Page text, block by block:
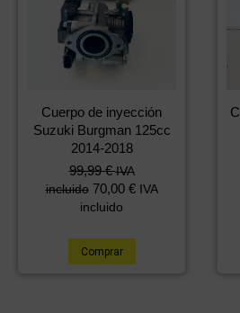
Cuerpo de inyección
Suzuki Burgman 125cc
2014-2018
99,99€ IVA
incluido 70,00 € IVA
incluido
Comprar